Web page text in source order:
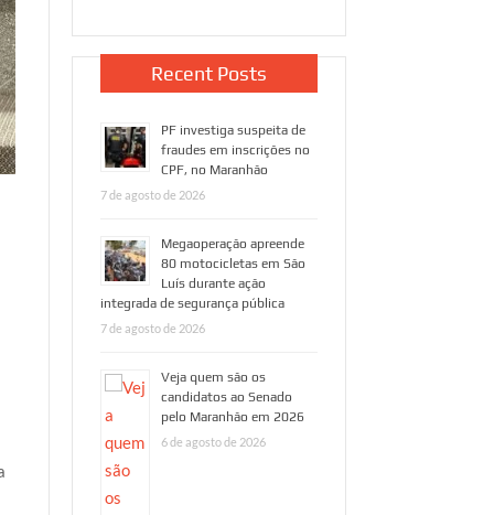
Recent Posts
PF investiga suspeita de
fraudes em inscrições no
CPF, no Maranhão
7 de agosto de 2026
Megaoperação apreende
80 motocicletas em São
Luís durante ação
integrada de segurança pública
7 de agosto de 2026
Veja quem são os
candidatos ao Senado
pelo Maranhão em 2026
6 de agosto de 2026